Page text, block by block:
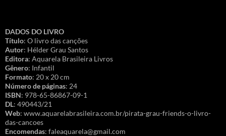
DADOS DO LIVRO
Título: O livro das canções
Autor: Hélder Grau Santos
Editora: Aquarela Brasileira Livros
Gênero: Infantil
Formato: 20 x 20 cm
Número de páginas: 24
ISBN: 978-65-86867-09-1
DL: 490443/21
Web: www.aquarelabrasileira.com.br/pirata-grau-friends-o-livro-
das-cancoes
Encomendas: faleaquarela@gmail.com